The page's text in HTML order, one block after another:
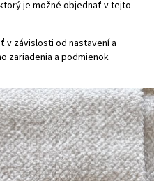
je možné objednať v tejto
v závislosti od nastavení a
zariadenia a podmienok